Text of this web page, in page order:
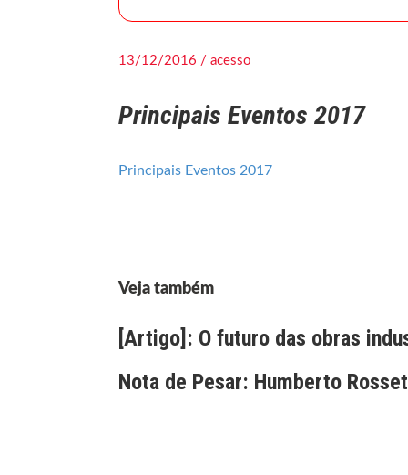
13/12/2016 / acesso
Principais Eventos 2017
Principais Eventos 2017
Veja também
[Artigo]: O futuro das obras
Nota de Pesar: Humberto